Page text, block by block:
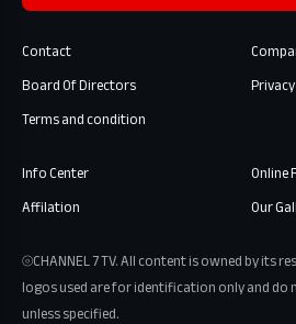
Contact
Board Of Directors
Terms and condition
Info Center
Online
Affilation
Our
⦾CHANNEL 7 TV. All content is owned by its
logos used are for identification only and do
unless specified.